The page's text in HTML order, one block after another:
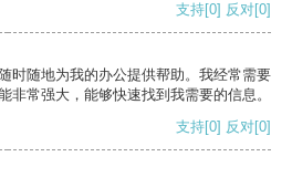
支持[0] 反对[0]
时随地为我的办公提供帮助。我经常需要
非常强大，能够快速找到我需要的信息。
支持[0] 反对[0]